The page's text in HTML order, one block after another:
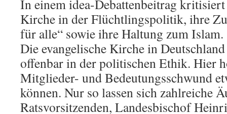
In einem idea-Debattenbeitrag
Kirche in der Flüchtlingspolitik, ihre
für alle“ sowie ihre Haltung zum Islam.
Die evangelische Kirche in
offenbar in der politischen Ethik. Hier
Mitglieder- und Bedeutungsschwund
können. Nur so lassen sich zahlreiche
Ratsvorsitzenden, Landesbischof